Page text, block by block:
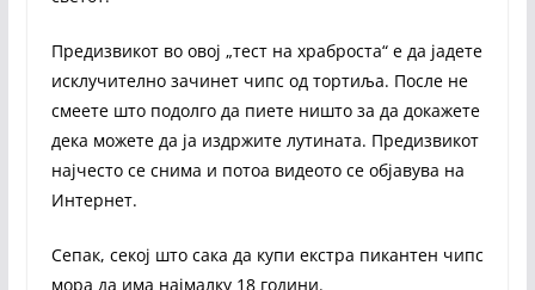
Предизвикот во овој „тест на храброста“ е да јадете
исклучително зачинет чипс од тортиља. После не
смеете што подолго да пиете ништо за да докажете
дека можете да ја издржите лутината. Предизвикот
најчесто се снима и потоа видеото се објавува на
Интернет.
Сепак, секој што сака да купи екстра пикантен чипс
мора да има најмалку 18 години.